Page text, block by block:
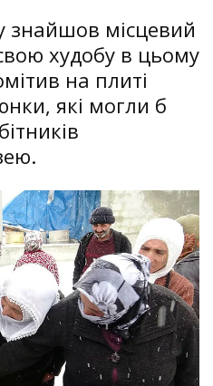
знайшов місцевий
худобу в цьому
на плиті
які могли б